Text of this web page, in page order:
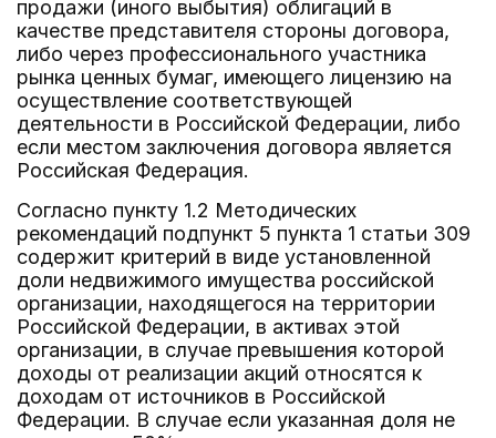
продажи (иного выбытия) облигаций в
качестве представителя стороны договора,
либо через профессионального участника
рынка ценных бумаг, имеющего лицензию на
осуществление соответствующей
деятельности в Российской Федерации, либо
если местом заключения договора является
Российская Федерация.
Согласно пункту 1.2 Методических
рекомендаций подпункт 5 пункта 1 статьи 309
содержит критерий в виде установленной
доли недвижимого имущества российской
организации, находящегося на территории
Российской Федерации, в активах этой
организации, в случае превышения которой
доходы от реализации акций относятся к
доходам от источников в Российской
Федерации. В случае если указанная доля не